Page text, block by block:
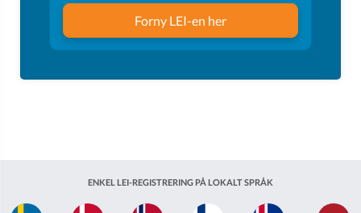
Forny LEI-en her
ENKEL LEI-REGISTRERING PÅ LOKALT SPRÅK